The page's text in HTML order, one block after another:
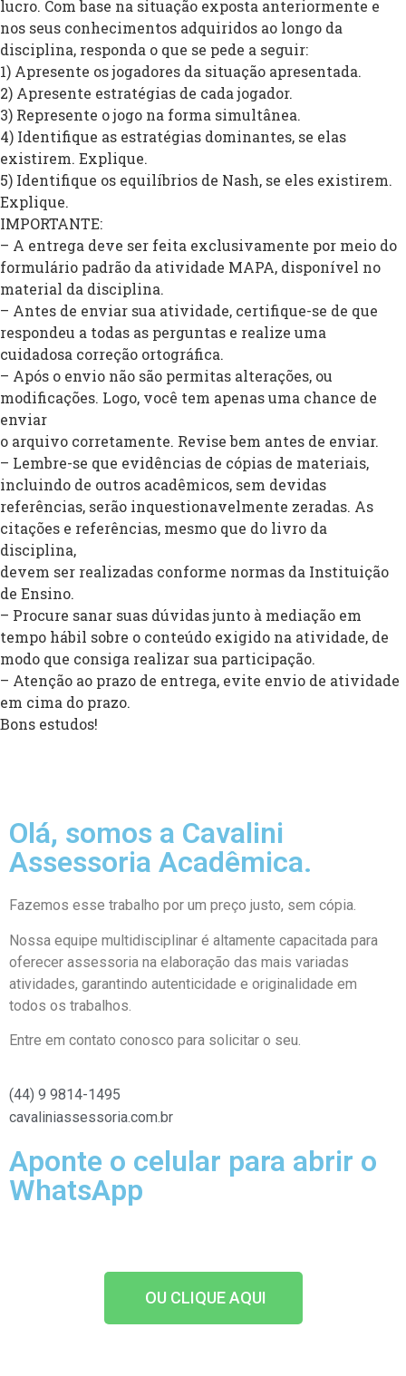
lucro. Com base na situação exposta anteriormente e
nos seus conhecimentos adquiridos ao longo da
disciplina, responda o que se pede a seguir:
1) Apresente os jogadores da situação apresentada.
2) Apresente estratégias de cada jogador.
3) Represente o jogo na forma simultânea.
4) Identifique as estratégias dominantes, se elas
existirem. Explique.
5) Identifique os equilíbrios de Nash, se eles existirem.
Explique.
IMPORTANTE:
– A entrega deve ser feita exclusivamente por meio do
formulário padrão da atividade MAPA, disponível no
material da disciplina.
– Antes de enviar sua atividade, certifique-se de que
respondeu a todas as perguntas e realize uma
cuidadosa correção ortográfica.
– Após o envio não são permitas alterações, ou
modificações. Logo, você tem apenas uma chance de
enviar
o arquivo corretamente. Revise bem antes de enviar.
– Lembre-se que evidências de cópias de materiais,
incluindo de outros acadêmicos, sem devidas
referências, serão inquestionavelmente zeradas. As
citações e referências, mesmo que do livro da
disciplina,
devem ser realizadas conforme normas da Instituição
de Ensino.
– Procure sanar suas dúvidas junto à mediação em
tempo hábil sobre o conteúdo exigido na atividade, de
modo que consiga realizar sua participação.
– Atenção ao prazo de entrega, evite envio de atividade
em cima do prazo.
Bons estudos!
Olá, somos a Cavalini
Assessoria Acadêmica.
Fazemos esse trabalho por um preço justo, sem cópia.
Nossa equipe multidisciplinar é altamente capacitada para
oferecer assessoria na elaboração das mais variadas
atividades, garantindo autenticidade e originalidade em
todos os trabalhos.
Entre em contato conosco para solicitar o seu.
(44) 9 9814-1495
cavaliniassessoria.com.br
Aponte o celular para abrir o
WhatsApp
OU CLIQUE AQUI